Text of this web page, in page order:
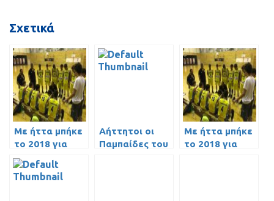
Σχετικά
Με ήττα μπήκε
το 2018 για
τους Έφηβους
Αήττητοι οι
Παμπαίδες του
Με ήττα μπήκε
το 2018 για